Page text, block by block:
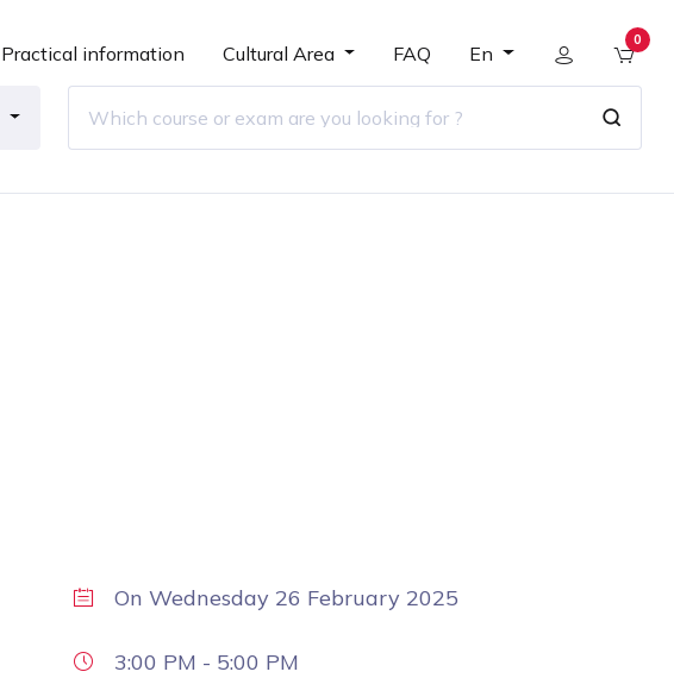
Practical information Cultural Area FAQ En
0
On Wednesday 26 February 2025
3:00 PM - 5:00 PM